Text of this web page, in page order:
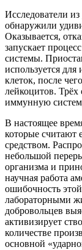
Исследователи
обнаружили
Оказывается,
запускает
системы.
используется
клеток, после
лейкоцитов. Трёх
иммунную
В настоящее
которые считают
средством.
небольшой
организма и
научная работа
ошибочность
лабораторными
добровольцев
активизирует
количестве
основной